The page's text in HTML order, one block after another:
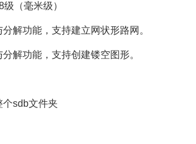
（毫米级）
功能，支持建立网状形路网。
功能，支持创建镂空图形。
sdb文件夹